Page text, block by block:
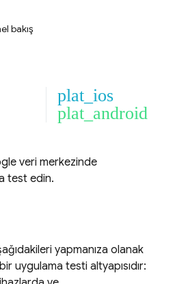
bakış
plat_ios
plat_android
veri merkezinde
test edin.
yapmanıza olanak
uygulama testi altyapısıdır: